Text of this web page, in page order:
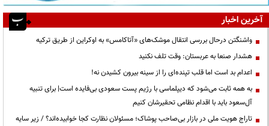
آخرین اخبار
واشنگتن درحال بررسی انتقال موشک‌های «آتاکامس» به اوکراین از طریق ترکیه
هشدار صنعا به عربستان: وقت تلف نکنید
اعدام بد است اما قلب تپنده‌ای را از سینه بیرون کشیدن نه!
به همه ثابت می‌شود که دیپلماسی با رژیم پست سعودی بی‌فایده است| برای تنبیه
آل‌سعود باید با اقدام نظامی تحقیرشان کنیم
تاراج هویت ملی در بازار بی‌صاحب پوشاک؛ مسئولان نظارت کجا خوابیده‌اند؟ / زیر سایه